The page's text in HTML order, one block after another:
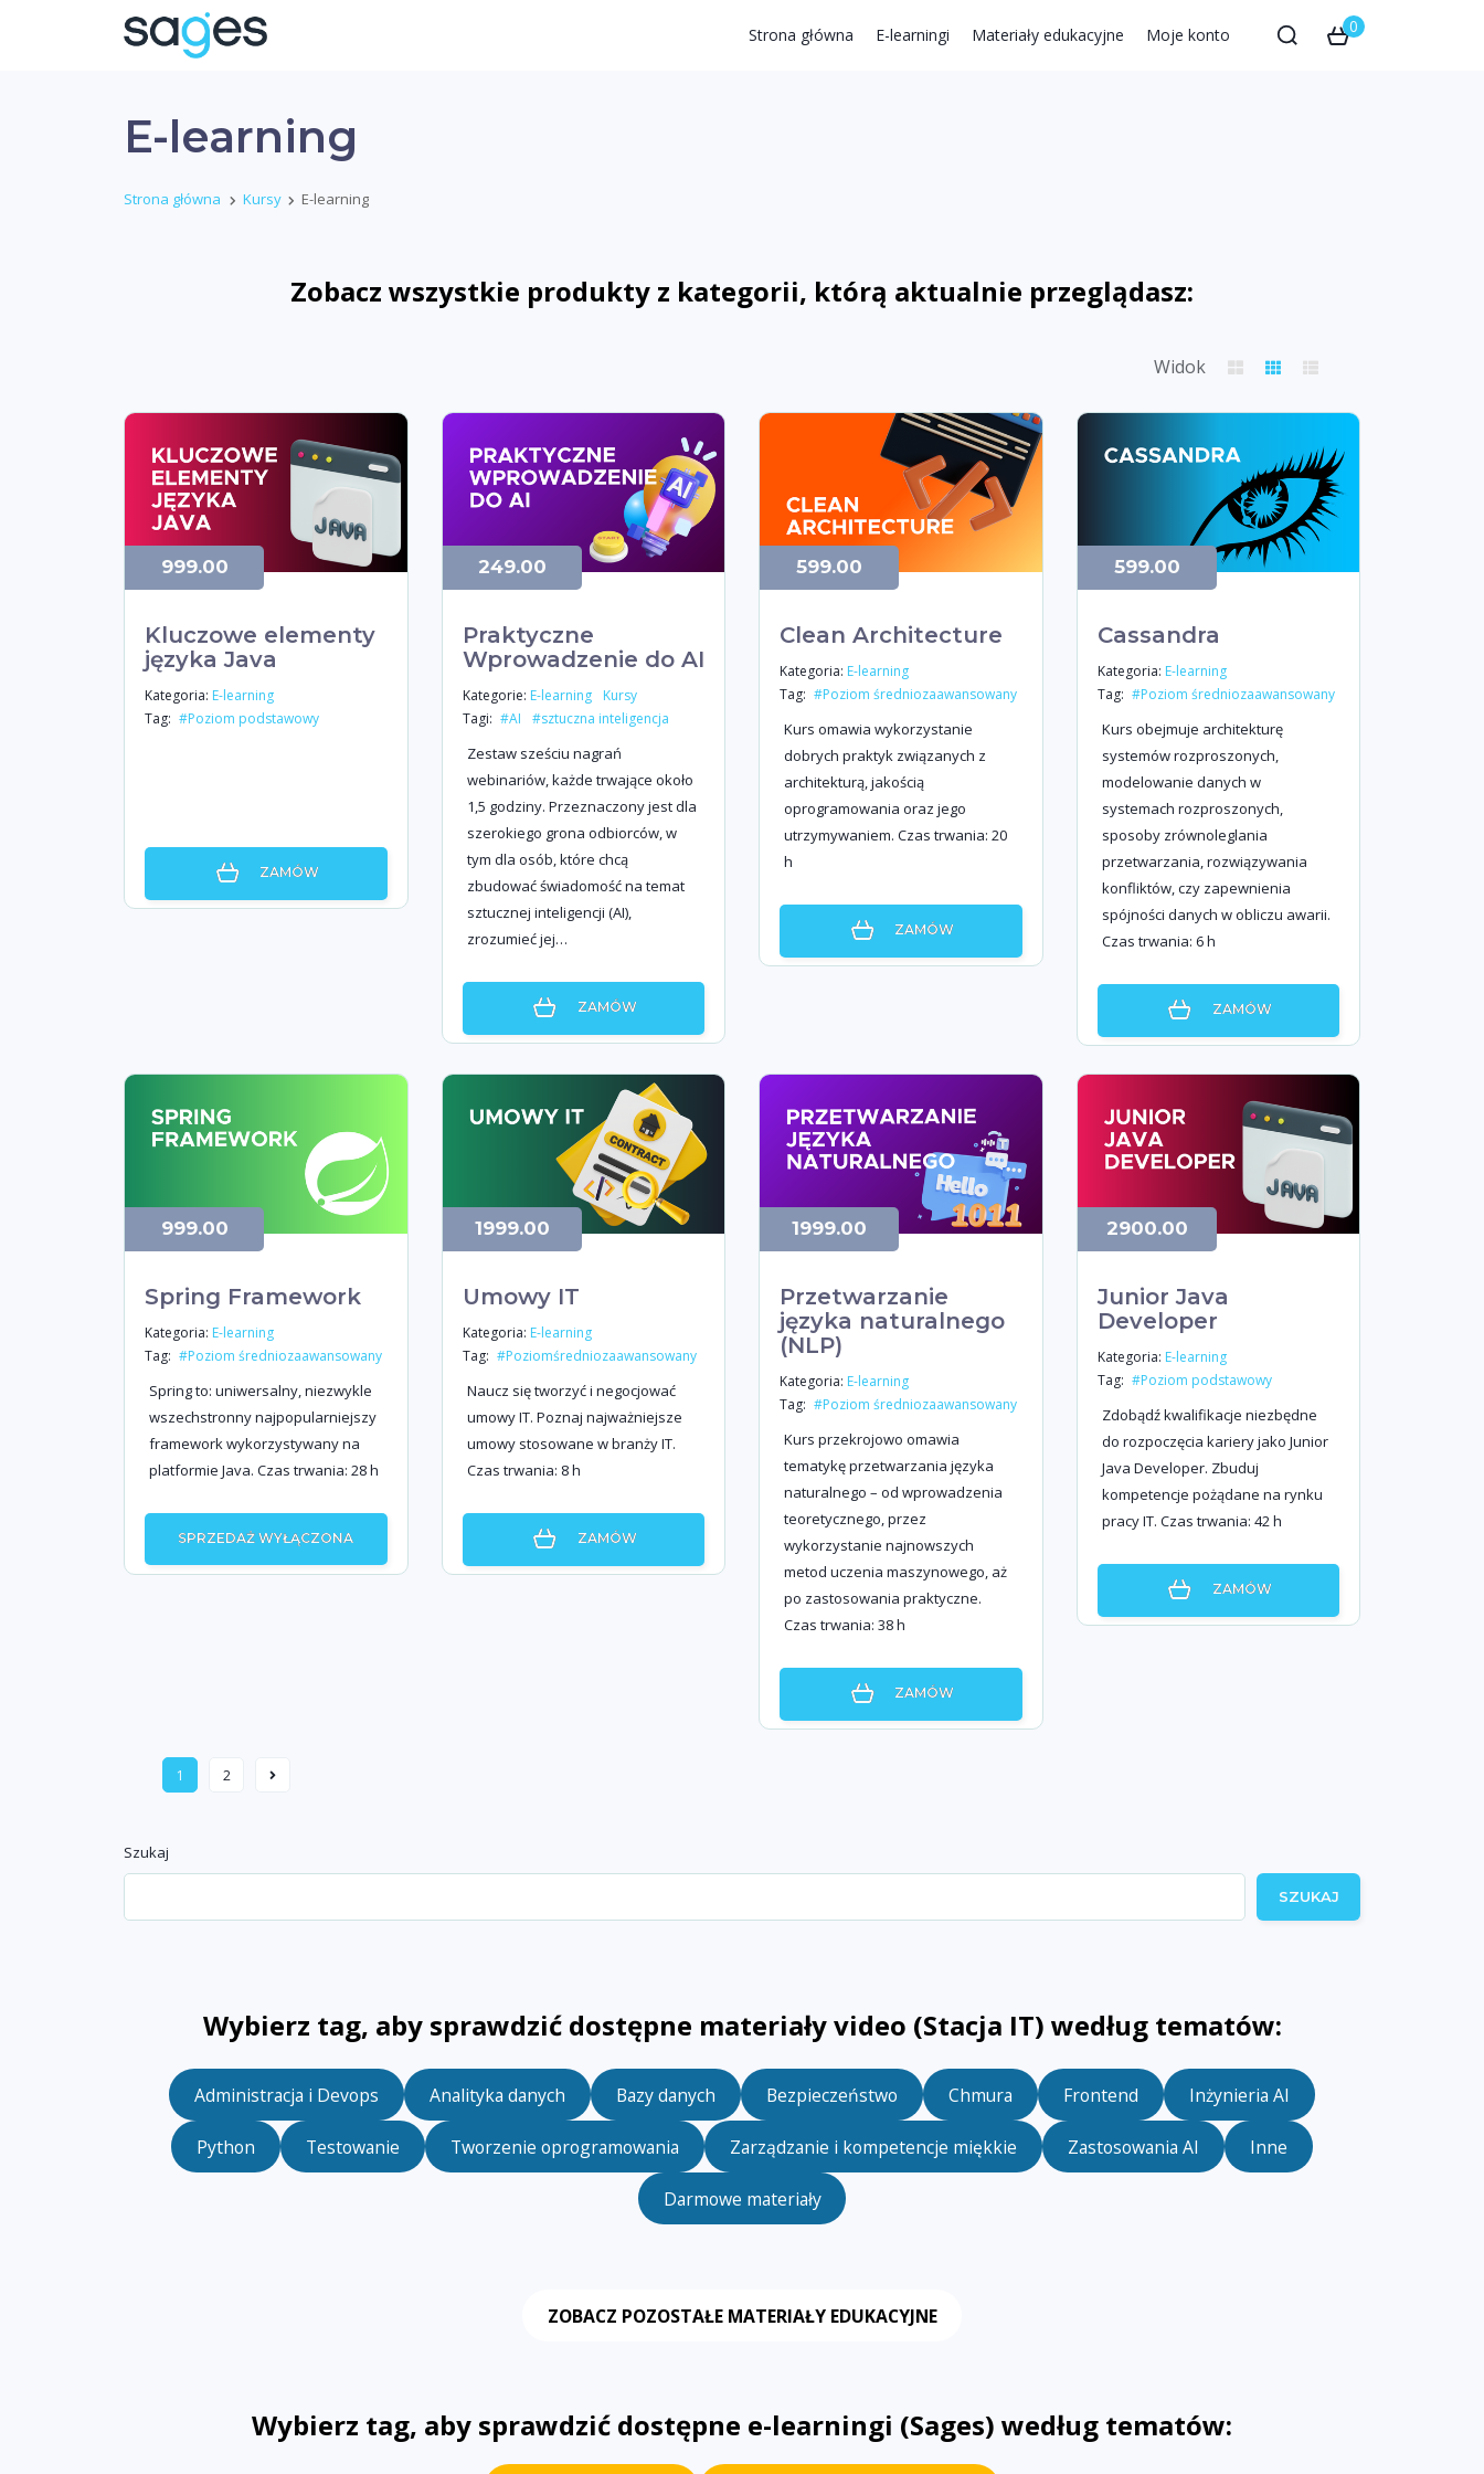
Strona główna E-learningi Materiały edukacyjne Moje konto 0
E-learning
Strona główna Kursy E-learning
Zobacz wszystkie produkty z kategorii, którą aktualnie przeglądasz:
Widok
Kluczowe elementy
języka Java
Kategoria: E-learning
Tag: #Poziom podstawowy
999.00
ZAMÓW
Praktyczne
Wprowadzenie do AI
Kategorie: E-learning
Kursy
Tagi: #AI #sztuczna inteligencja
Zestaw sześciu nagrań
webinariów, każde trwające około
1,5 godziny. Przeznaczony jest dla
szerokiego grona odbiorców, w
tym dla osób, które chcą
zbudować świadomość na temat
sztucznej inteligencji (AI),
zrozumieć jej…
249.00
ZAMÓW
Clean Architecture
Kategoria: E-learning
Tag: #Poziom średniozaawansowany
Kurs omawia wykorzystanie
dobrych praktyk związanych z
architekturą, jakością
oprogramowania oraz jego
utrzymywaniem. Czas trwania: 20
h
599.00
ZAMÓW
Cassandra
Kategoria: E-learning
Tag: #Poziom średniozaawansowany
Kurs obejmuje architekturę
systemów rozproszonych,
modelowanie danych w
systemach rozproszonych,
sposoby zrównoleglania
przetwarzania, rozwiązywania
konfliktów, czy zapewnienia
spójności danych w obliczu awarii.
Czas trwania: 6 h
599.00
ZAMÓW
Spring Framework
Kategoria: E-learning
Tag: #Poziom średniozaawansowany
Spring to: uniwersalny, niezwykle
wszechstronny najpopularniejszy
framework wykorzystywany na
platformie Java. Czas trwania: 28 h
999.00
SPRZEDAŻ WYŁĄCZONA
Umowy IT
Kategoria: E-learning
Tag: #Poziomśredniozaawansowany
Naucz się tworzyć i negocjować
umowy IT. Poznaj najważniejsze
umowy stosowane w branży IT.
Czas trwania: 8 h
1999.00
ZAMÓW
Przetwarzanie
języka naturalnego
(NLP)
Kategoria: E-learning
Tag: #Poziom średniozaawansowany
Kurs przekrojowo omawia
tematykę przetwarzania języka
naturalnego – od wprowadzenia
teoretycznego, przez
wykorzystanie najnowszych
metod uczenia maszynowego, aż
po zastosowania praktyczne.
Czas trwania: 38 h
1999.00
ZAMÓW
Junior Java
Developer
Kategoria: E-learning
Tag: #Poziom podstawowy
Zdobądź kwalifikacje niezbędne
do rozpoczęcia kariery jako Junior
Java Developer. Zbuduj
kompetencje pożądane na rynku
pracy IT. Czas trwania: 42 h
2900.00
ZAMÓW
1 2
Szukaj
SZUKAJ
Wybierz tag, aby sprawdzić dostępne materiały video (Stacja IT) według tematów:
Administracja i Devops Analityka danych Bazy danych Bezpieczeństwo Chmura Frontend Inżynieria AI
Python Testowanie Tworzenie oprogramowania Zarządzanie i kompetencje miękkie Zastosowania AI Inne
Darmowe materiały
ZOBACZ POZOSTAŁE MATERIAŁY EDUKACYJNE
Wybierz tag, aby sprawdzić dostępne e-learningi (Sages) według tematów: